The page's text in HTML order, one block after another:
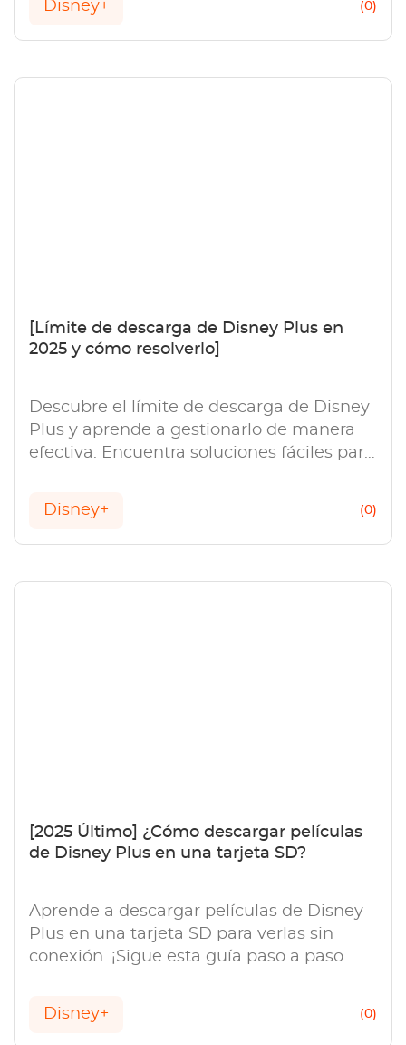
Disney+ (0)
[Límite de descarga de Disney Plus en
2025 y cómo resolverlo]
Descubre el límite de descarga de Disney
Plus y aprende a gestionarlo de manera
efectiva. Encuentra soluciones fáciles para
Disney+ (0)
[2025 Último] ¿Cómo descargar películas
de Disney Plus en una tarjeta SD?
Aprende a descargar películas de Disney
Plus en una tarjeta SD para verlas sin
conexión. ¡Sigue esta guía paso a paso
Disney+ (0)